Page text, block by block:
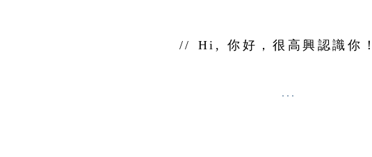
Hi, 你好，很高興認識你！